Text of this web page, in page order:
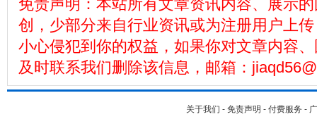
免责声明：本站所有文章资讯内容、展示
创，少部分来自行业资讯或为注册用户上
小心侵犯到你的权益，如果你对文章内容
及时联系我们删除该信息，邮箱：
关于我们 - 免责声明 - 付费服务 -